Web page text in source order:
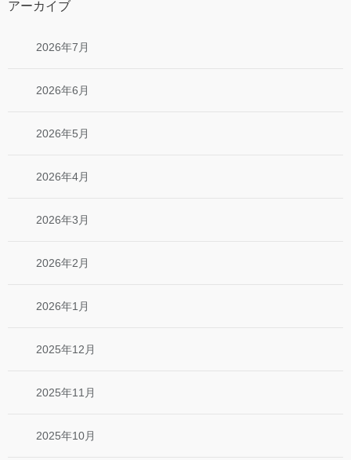
アーカイブ
2026年7月
2026年6月
2026年5月
2026年4月
2026年3月
2026年2月
2026年1月
2025年12月
2025年11月
2025年10月